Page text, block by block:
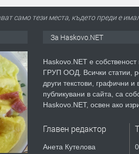
само тези места, където преди е
За Haskovo.NET
Haskovo.NET е
ГРУП ООД. Всички статии,
други текстови, графични и
публикувани в сайта, са
Haskovo.NET, освен ако
Главен редактор
Анета Кутелова